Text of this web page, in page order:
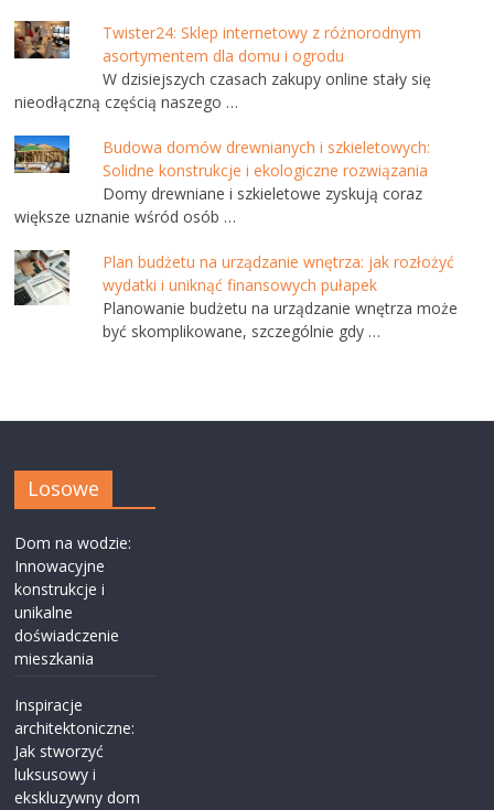
Twister24: Sklep internetowy z różnorodnym
asortymentem dla domu i ogrodu
W dzisiejszych czasach zakupy online stały się
nieodłączną częścią naszego …
Budowa domów drewnianych i szkieletowych:
Solidne konstrukcje i ekologiczne rozwiązania
Domy drewniane i szkieletowe zyskują coraz
większe uznanie wśród osób …
Plan budżetu na urządzanie wnętrza: jak rozłożyć
wydatki i uniknąć finansowych pułapek
Planowanie budżetu na urządzanie wnętrza może
być skomplikowane, szczególnie gdy …
Losowe
Dom na wodzie:
Innowacyjne
konstrukcje i
unikalne
doświadczenie
mieszkania
Inspiracje
architektoniczne:
Jak stworzyć
luksusowy i
ekskluzywny dom